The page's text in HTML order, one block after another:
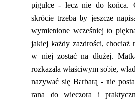
pigułce - lecz nie do
skrócie trzeba by jeszcze
wymienione wcześniej to
jakiej każdy zazdrości, chociaż
wniej zostać na dłużej.
rozkazała właściwym sobie,
nazywać się Barbarą - nie
rana do wieczora i